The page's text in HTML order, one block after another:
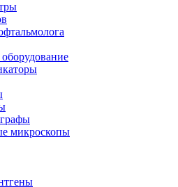
оборудование
микроскопы